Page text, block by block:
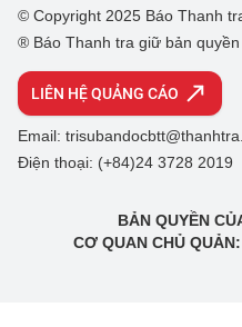
© Copyright 2025 Báo Thanh
® Báo Thanh tra giữ bản
LIÊN HỆ QUẢNG CÁO
Email:
Điện thoại: (+84)24 3728 2019
BẢN QUYỀN
CƠ QUAN CHỦ